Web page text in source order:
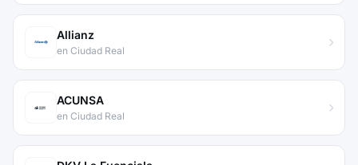
Allianz
en Ciudad Real
ACUNSA
en Ciudad Real